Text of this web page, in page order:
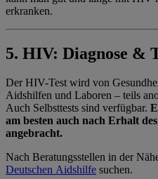
erkranken.
5. HIV: Diagnose &
Der HIV-Test wird von
Aidshilfen und Laboren – teils
Auch Selbsttests sind verfügbar.
am besten auch nach Erhalt
angebracht.
Nach Beratungsstellen in der
Deutschen Aidshilfe suchen.